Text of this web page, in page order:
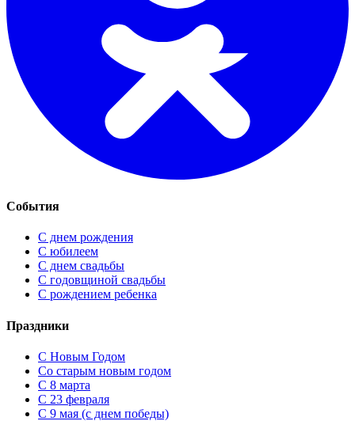
События
С днем рождения
С юбилеем
С днем свадьбы
С годовщиной свадьбы
С рождением ребенка
Праздники
C Новым Годом
Cо старым новым годом
С 8 марта
С 23 февраля
С 9 мая (с днем победы)